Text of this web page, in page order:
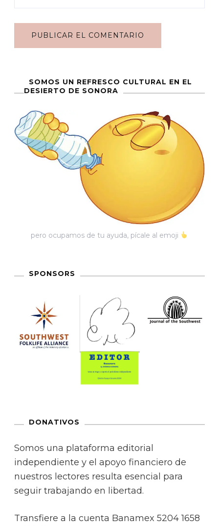
SOMOS UN REFRESCO CULTURAL EN EL
DESIERTO DE SONORA
pero ocupamos de tu ayuda, pícale al emoji
SPONSORS
DONATIVOS
Somos una plataforma editorial
independiente y el apoyo financiero de
nuestros lectores resulta esencial para
seguir trabajando en libertad.
Transfiere a la cuenta Banamex 5204 1658